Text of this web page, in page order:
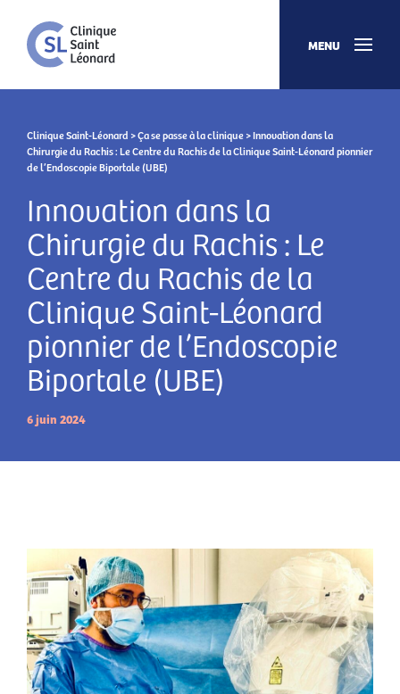
MENU
Clinique Saint-Léonard >Ça se passe à la clinique> Innovation dans la
Chirurgie du Rachis : Le Centre du Rachis de la Clinique Saint-Léonard pionnier
de l’Endoscopie Biportale (UBE)
Innovation dans la
Chirurgie du Rachis : Le
Centre du Rachis de la
Clinique Saint-Léonard
pionnier de l’Endoscopie
Biportale (UBE)
6 juin 2024